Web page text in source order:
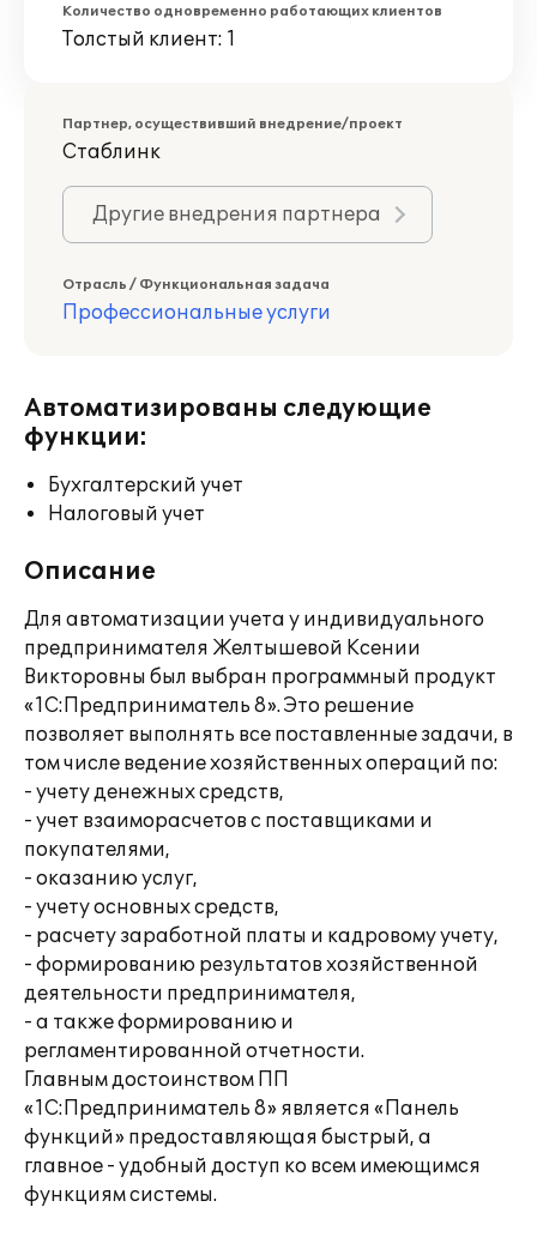
Количество одновременно работающих клиентов
Толстый клиент: 1
Партнер, осуществивший внедрение/проект
Стаблинк
Другие внедрения партнера
Отрасль / Функциональная задача
Профессиональные услуги
Автоматизированы следующие
функции:
Бухгалтерский учет
Налоговый учет
Описание
Для автоматизации учета у индивидуального
предпринимателя Желтышевой Ксении
Викторовны был выбран программный продукт
«1С:Предприниматель 8». Это решение
позволяет выполнять все поставленные задачи, в
том числе ведение хозяйственных операций по:
- учету денежных средств,
- учет взаиморасчетов с поставщиками и
покупателями,
- оказанию услуг,
- учету основных средств,
- расчету заработной платы и кадровому учету,
- формированию результатов хозяйственной
деятельности предпринимателя,
- а также формированию и
регламентированной отчетности.
Главным достоинством ПП
«1С:Предприниматель 8» является «Панель
функций» предоставляющая быстрый, а
главное - удобный доступ ко всем имеющимся
функциям системы.